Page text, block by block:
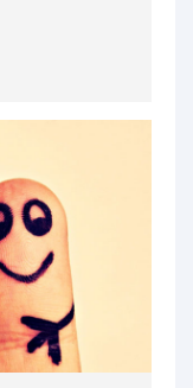
dans
des centres de
Trafic importé
la E429 ou par
Pour les
des transports
le nombre